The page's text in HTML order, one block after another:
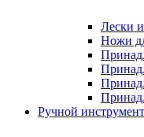
Лески
Ножи
Ручной